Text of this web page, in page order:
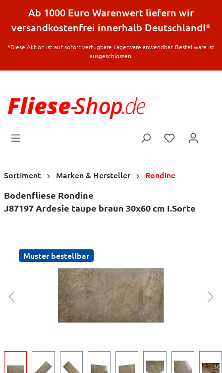
springen
Ab 1000 Euro Warenwert liefern wir
versandkostenfrei innerhalb Deutschland!*
*Diese Aktion ist auf sofort verfügbare Lagerware anwendbar. Bestellware ist
ausgeschlossen.
Sortiment Marken & Hersteller Rondine
Bodenfliese Rondine
J87197 Ardesie taupe braun 30x60 cm I.Sorte
Muster bestellbar